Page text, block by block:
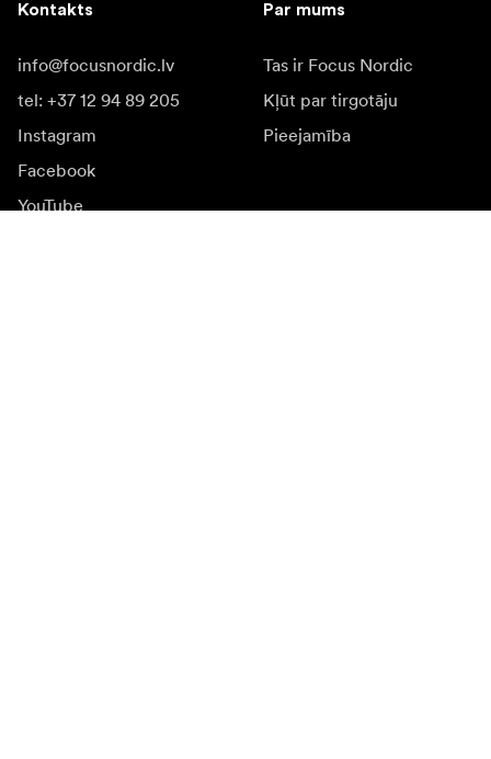
Kontakts
info@focusnordic.lv
tel: +37 12 94 89 205
Instagram
Facebook
YouTube
Par mums
Tas ir Focus Nordic
Kļūt par tirgotāju
Pieejamība